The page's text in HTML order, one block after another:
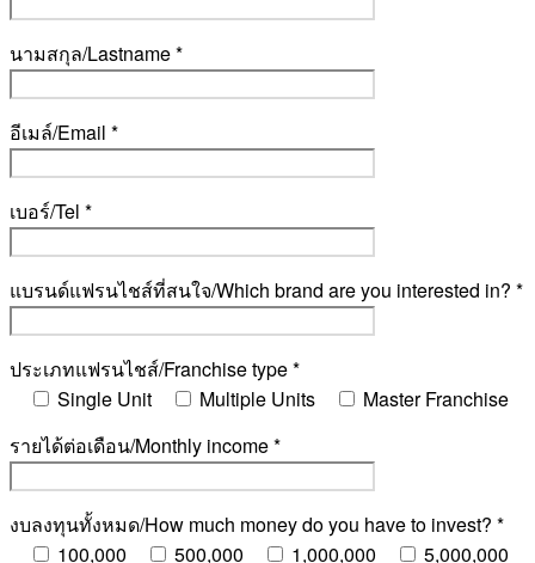
นามสกุล/Lastname *
อีเมล์/Email *
เบอร์/Tel *
แบรนด์แฟรนไชส์ที่สนใจ/Which brand are you interested in? *
ประเภทแฟรนไชส์/Franchise type *
Single Unit
Multiple Units
Master Franchise
รายได้ต่อเดือน/Monthly income *
งบลงทุนทั้งหมด/How much money do you have to invest? *
100,000
500,000 1,000,000
5,000,000